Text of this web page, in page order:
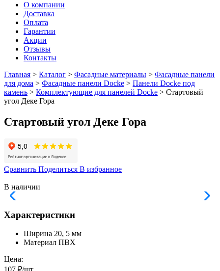
О компании
Доставка
Оплата
Гарантии
Акции
Отзывы
Контакты
Главная > Каталог > Фасадные материалы > Фасадные панели
для дома > Фасадные панели Docke > Панели Docke под
камень > Комплектующие для панелей Docke > Стартовый
угол Деке Гора
Стартовый угол Деке Гора
Сравнить Поделиться В избранное
В наличии
Характеристики
Ширина 20, 5 мм
Материал ПВХ
Цена: